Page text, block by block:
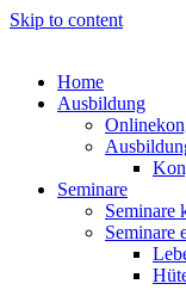
Skip to content
Home
Ausbildung
Seminare
Seminare
Seminare